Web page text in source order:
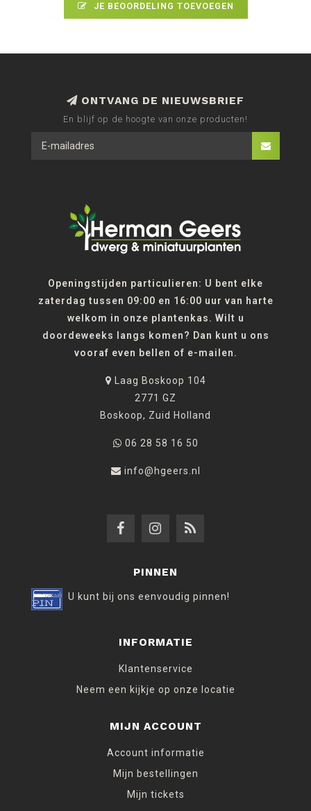
JE BEOORDELING TOEVOEGEN
ONTVANG DE NIEUWSBRIEF
En blijf op de hoogte van onze producten!
Openingstijden particulieren: U bent elke
zaterdag tussen 09:00 en 16:00 uur van harte
welkom in onze plantenkas. Wilt u
doordeweeks langs komen? Dan kunt u ons
vooraf even bellen of e-mailen.
Laag Boskoop 104
2771 GZ
Boskoop, Zuid Holland
06 28 58 16 50
info@hgeers.nl
PINNEN
U kunt bij ons eenvoudig pinnen!
INFORMATIE
Klantenservice
Neem een kijkje op onze locatie
MIJN ACCOUNT
Account informatie
Mijn bestellingen
Mijn tickets